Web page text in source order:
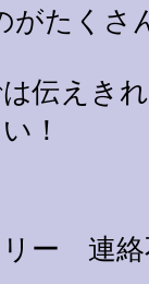
がたくさ
伝えき
！
リー 連絡